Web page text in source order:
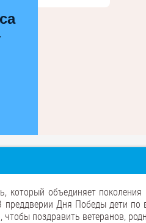
объединяет поколения
преддверии Дня Победы дети по
поздравить ветеранов,